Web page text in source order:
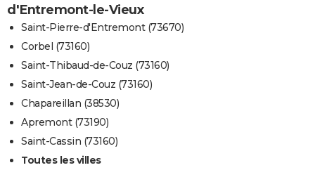
d'Entremont-le-Vieux
Saint-Pierre-d'Entremont (73670)
Corbel (73160)
Saint-Thibaud-de-Couz (73160)
Saint-Jean-de-Couz (73160)
Chapareillan (38530)
Apremont (73190)
Saint-Cassin (73160)
Toutes les villes